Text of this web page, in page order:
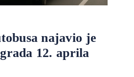
najavio je
12. aprila